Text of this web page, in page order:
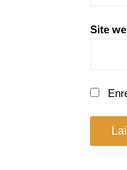
Site